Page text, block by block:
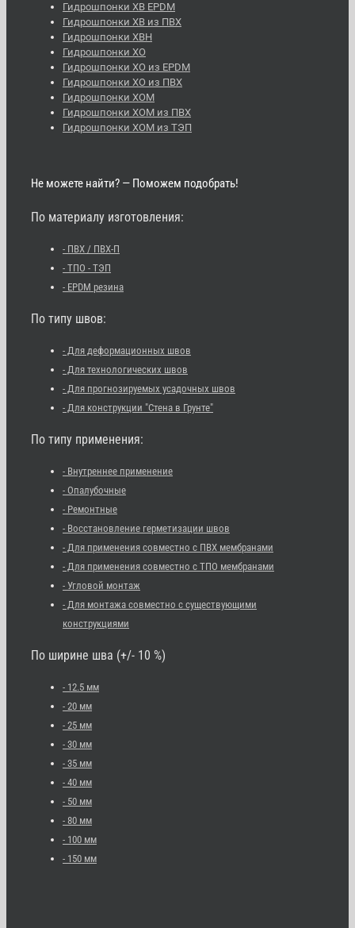
Гидрошпонки ХВ EPDM
Гидрошпонки ХВ из ПВХ
Гидрошпонки ХВН
Гидрошпонки ХО
Гидрошпонки ХО из EPDM
Гидрошпонки ХО из ПВХ
Гидрошпонки ХОМ
Гидрошпонки ХОМ из ПВХ
Гидрошпонки ХОМ из ТЭП
Не можете найти? — Поможем подобрать!
По материалу изготовления:
- ПВХ / ПВХ-П
- ТПО - ТЭП
- EPDM резина
По типу швов:
- Для деформационных швов
- Для технологических швов
- Для прогнозируемых усадочных швов
- Для конструкции "Стена в Грунте"
По типу применения:
- Внутреннее применение
- Опалубочные
- Ремонтные
- Восстановление герметизации швов
- Для применения совместно с ПВХ мембранами
- Для применения совместно с ТПО мембранами
- Угловой монтаж
- Для монтажа совместно с существующими
конструкциями
По ширине шва (+/- 10 %)
- 12.5 мм
- 20 мм
- 25 мм
- 30 мм
- 35 мм
- 40 мм
- 50 мм
- 80 мм
- 100 мм
- 150 мм